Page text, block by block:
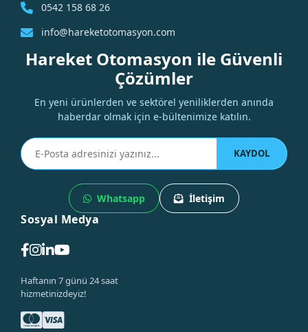
0542 158 68 26
info@hareketotomasyon.com
Hareket Otomasyon ile Güvenli
Çözümler
En yeni ürünlerden ve sektörel yeniliklerden anında
haberdar olmak için e-bültenimize katılın.
KAYDOL
Whatsapp İletişim
Sosyal Medya
Haftanın 7 günü 24 saat
hizmetinizdeyiz!